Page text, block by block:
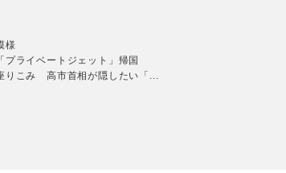
様
ライベートジェット」帰国
りこみ 高市首相が隠したい「...